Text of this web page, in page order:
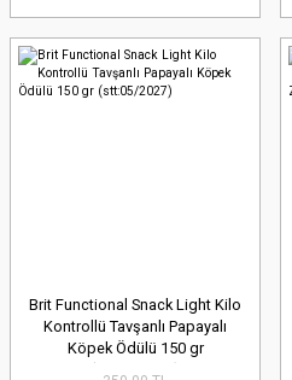
Brit Functional Snack Light Kilo
Kontrollü Tavşanlı Papayalı
Köpek Ödülü 150 gr